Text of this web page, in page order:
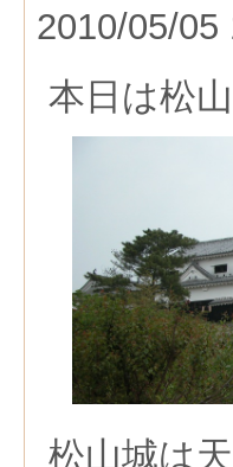
2010/05/05
本日は松
松山城は